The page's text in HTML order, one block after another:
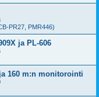
PR27, PMR446)
ja PL-606
160 m:n monitorointi